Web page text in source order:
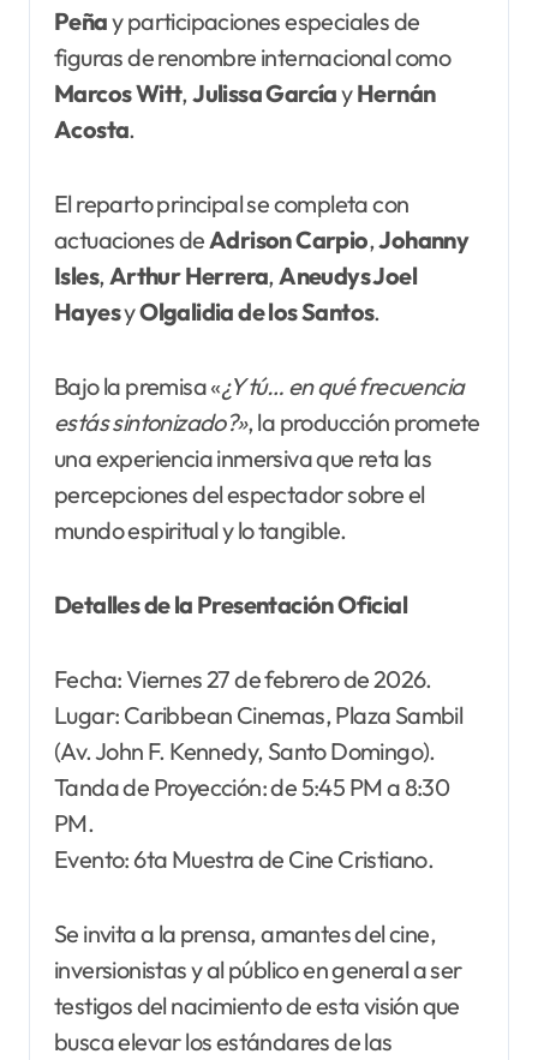
Peñay participaciones especiales de
figuras de renombre internacional como
Marcos Witt,Julissa GarcíayHernán
Acosta.
El reparto principal se completa con
actuaciones de Adrison Carpio,Johanny
Isles, Arthur Herrera, Aneudys Joel
HayesyOlgalidia de los Santos.
Bajo la premisa «¿Y tú… en qué frecuencia
estássintonizado?», la producción promete
una experiencia inmersiva que reta las
percepciones del espectador sobre el
mundo espiritual y lo tangible.
Detalles de la Presentación Oficial
Fecha: Viernes 27 de febrero de 2026.
Lugar: Caribbean Cinemas, Plaza Sambil
(Av. John F. Kennedy, Santo Domingo).
Tanda de Proyección: de 5:45 PM a 8:30
PM.
Evento: 6ta Muestra de Cine Cristiano.
Se invita a la prensa, amantes del cine,
inversionistas y al público en general a ser
testigos del nacimiento de esta visión que
busca elevar los estándares de las